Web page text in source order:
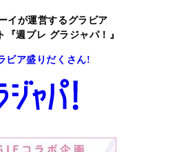
イが運営するグラビア
『週プレ グラジャパ！』
ビア盛りだくさん!